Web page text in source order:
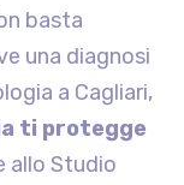
basta
una diagnosi
a Cagliari,
ti protegge
allo Studio